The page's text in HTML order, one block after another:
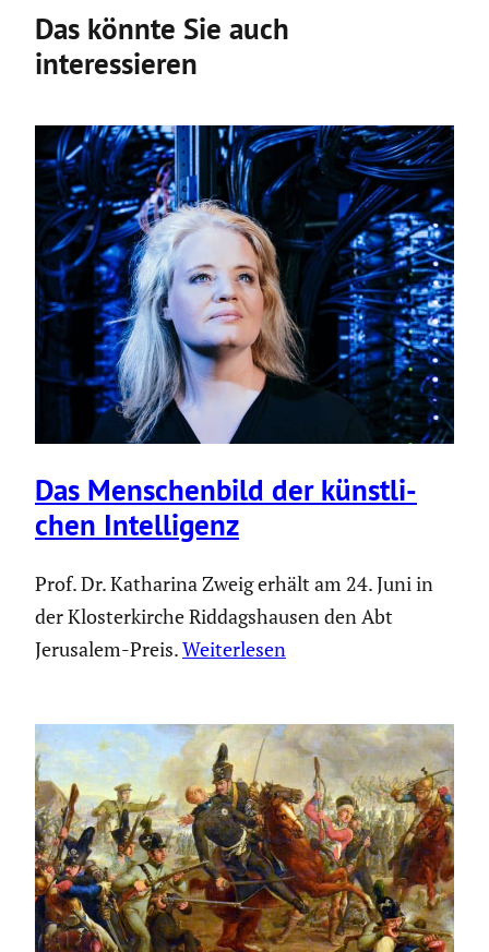
Das könnte Sie auch
interessieren
Das Menschen­bild der künst­li­
chen Intel­li­genz
Prof. Dr. Katharina Zweig erhält am 24. Juni in
der Klosterkirche Riddagshausen den Abt
Jerusalem-Preis.Weiterlesen